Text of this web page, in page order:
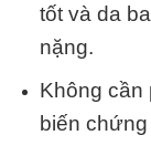
tốt và da
nặng.
Không cần
biến